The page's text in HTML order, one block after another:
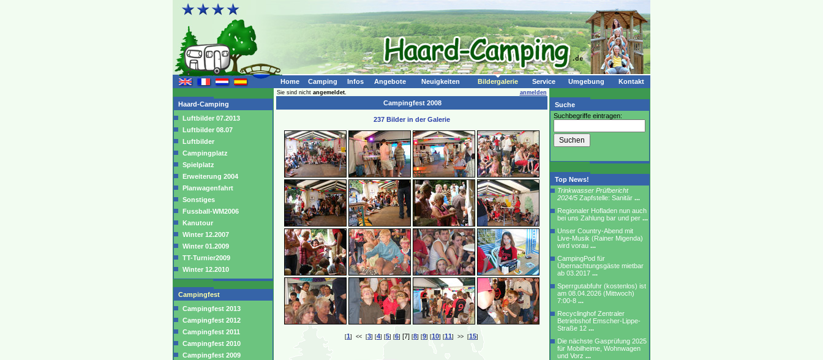
Home Camping Infos Angebote Neuigkeiten Bildergalerie Service Umgebung Kontakt
Haard-Camping
Luftbilder 07.2013
Luftbilder 08.07
Luftbilder
Campingplatz
Spielplatz
Erweiterung 2004
Planwagenfahrt
Sonstiges
Fussball-WM2006
Kanutour
Winter 12.2007
Winter 01.2009
TT-Turnier2009
Winter 12.2010
Campingfest
Campingfest 2013
Campingfest 2012
Campingfest 2011
Campingfest 2010
Campingfest 2009
Sie sind nicht angemeldet. anmelden
Campingfest 2008
237 Bilder in der Galerie
[1] << [3] [4] [5] [6] [7] [8] [9] [10] [11] >> [15]
Suche
Suchbegriffe eintragen:
Top News!
Trinkwasser Prüfbericht
2024/5 Zapfstelle: Sanitär ...
Regionaler Hofladen nun auch
bei uns Zahlung bar und per ...
Unser Country-Abend mit
Live-Musik (Rainer Migenda)
wird vorau ...
CampingPod für
Übernachtungsgäste mietbar
ab 03.2017 ...
Sperrgutabfuhr (kostenlos) ist
am 08.04.2026 (Mittwoch)
7:00-8 ...
Recyclinghof Zentraler
Betriebshof Emscher-Lippe-
Straße 12 ...
Die nächste Gasprüfung 2025
für Mobilheime, Wohnwagen
und Vorz ...